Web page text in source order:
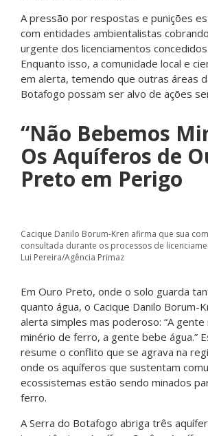
A pressão por respostas e punições
com entidades ambientalistas
urgente dos licenciamentos
Enquanto isso, a comunidade local e
em alerta, temendo que outras áreas
Botafogo possam ser alvo de ações
“Não Bebemos
Os Aquíferos de
Preto em Perigo
Cacique Danilo Borum-Kren afirma que sua
consultada durante os processos de
Lui Pereira/Agência Primaz
Em Ouro Preto, onde o solo guarda
quanto água, o Cacique Danilo Borum-
alerta simples mas poderoso: “A gente
minério de ferro, a gente bebe água.”
resume o conflito que se agrava na
onde os aquíferos que sustentam
ecossistemas estão sendo minados
ferro.
A Serra do Botafogo abriga três